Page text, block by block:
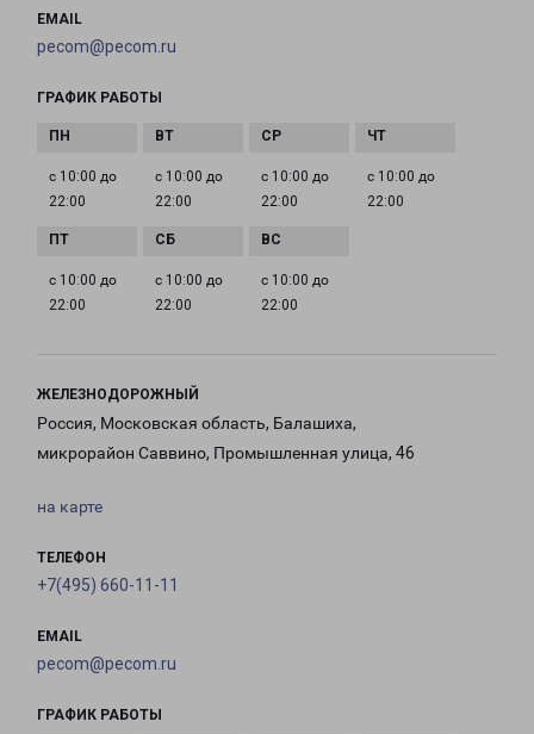
EMAIL
pecom@pecom.ru
ГРАФИК РАБОТЫ
с 10:00 до
22:00
с 10:00 до
22:00
с 10:00 до
22:00
с 10:00 до
22:00
с 10:00 до
22:00
с 10:00 до
22:00
с 10:00 до
22:00
ЖЕЛЕЗНОДОРОЖНЫЙ
Россия, Московская область, Балашиха,
микрорайон Саввино, Промышленная улица, 46
на карте
ТЕЛЕФОН
+7(495) 660-11-11
EMAIL
pecom@pecom.ru
ГРАФИК РАБОТЫ